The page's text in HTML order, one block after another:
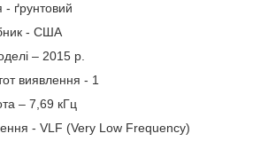
- ґрунтовий
- США
– 2015 р.
виявлення - 1
– 7,69 кГц
- VLF (Very Low Frequency)